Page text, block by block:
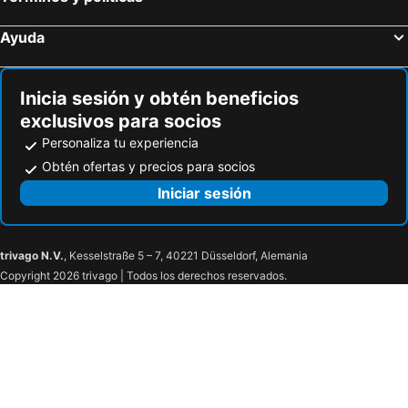
Atlas Hotel Brussels
ibis Brussels Centre Gare Midi
B&B HOTEL Brussels Centre Louise
Adagio Access Gent Centrum Dampoort
The Hotel Brussels
The Scott Hotel
Hotel 't Putje
ibis Brussels Expo Atomium
Novotel Brussels Centre Midi Station
Hotel City Center
ibis Styles Nivelles
Martin's Louvain-la-Neuve
Ayuda
Inicia sesión y obtén beneficios
exclusivos para socios
Personaliza tu experiencia
Obtén ofertas y precios para socios
Iniciar sesión
trivago N.V., Kesselstraße 5 – 7, 40221 Düsseldorf, Alemania
Copyright 2026 trivago | Todos los derechos reservados.